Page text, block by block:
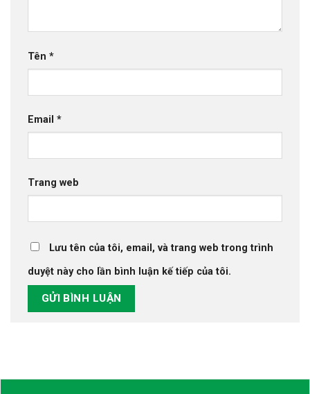
Tên *
Email *
Trang web
Lưu tên của tôi, email, và trang web trong trình
duyệt này cho lần bình luận kế tiếp của tôi.